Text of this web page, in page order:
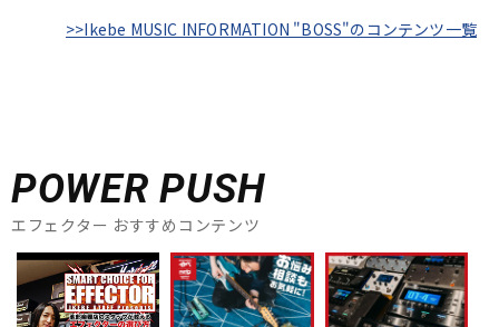
>>Ikebe MUSIC INFORMATION "BOSS"のコンテンツ一覧
POWER PUSH
エフェクター おすすめコンテンツ